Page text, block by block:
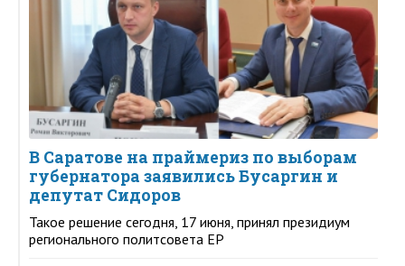
В Саратове на праймериз по выборам
губернатора заявились Бусаргин и
депутат Сидоров
Такое решение сегодня, 17 июня, принял президиум
регионального политсовета ЕР